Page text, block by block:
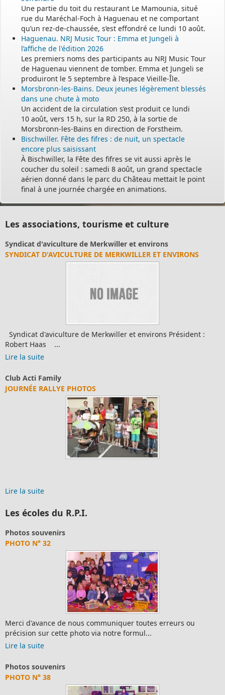
Une partie du toit du restaurant Le Mamounia, situé
rue du Maréchal-Foch à Haguenau et ne comportant
qu’un rez-de-chaussée, s’est effondré ce lundi 10 août.
Haguenau. NRJ Music Tour : Emma et Jungeli à
l’affiche de l'édition 2026
Les premiers noms des participants au NRJ Music Tour
de Haguenau viennent de tomber. Emma et Jungeli se
produiront le 5 septembre à l’espace Vieille-Île.
Morsbronn-les-Bains. Deux jeunes légèrement blessés
dans une chute à moto
Un accident de la circulation s’est produit ce lundi
10 août, vers 15 h, sur la RD 250, à la sortie de
Morsbronn-les-Bains en direction de Forstheim.
Bischwiller. Fête des fifres : de nuit, un spectacle
encore plus saisissant
À Bischwiller, la Fête des fifres se vit aussi après le
coucher du soleil : samedi 8 août, un grand spectacle
aérien donné dans le parc du Château mettait le point
final à une journée chargée en animations.
Les associations, tourisme et culture
Syndicat d'aviculture de Merkwiller et environs
SYNDICAT D'AVICULTURE DE MERKWILLER ET ENVIRONS
Syndicat d'aviculture de Merkwiller et environs Président :
Robert Haas ...
Lire la suite
Club Acti Family
JOURNÉE RALLYE PHOTOS
Lire la suite
Les écoles du R.P.I.
Photos souvenirs
PHOTO N° 32
Merci d'avance de nous communiquer toutes erreurs ou
précision sur cette photo via notre formul...
Lire la suite
Photos souvenirs
PHOTO N° 38